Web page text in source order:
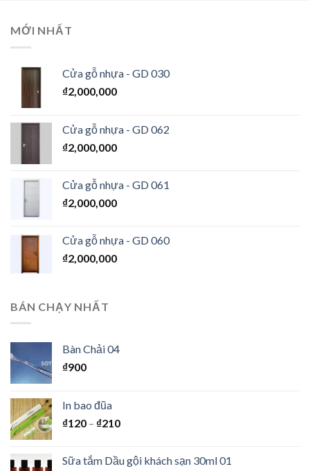
MỚI NHẤT
Cửa gỗ nhựa - GD 030
₫2,000,000
Cửa gỗ nhựa - GD 062
₫2,000,000
Cửa gỗ nhựa - GD 061
₫2,000,000
Cửa gỗ nhựa - GD 060
₫2,000,000
BÁN CHẠY NHẤT
Bàn Chải 04
₫900
In bao đũa
₫120 – ₫210
Sữa tắm Dầu gội khách sạn 30ml 01